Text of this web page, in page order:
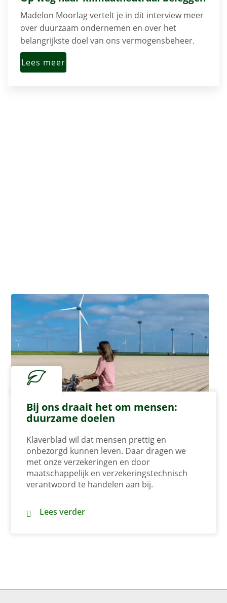
Madelon Moorlag vertelt je in dit interview meer
over duurzaam ondernemen en over het
belangrijkste doel van ons vermogensbeheer.
Lees meer
Bij ons draait het om mensen:
duurzame doelen
Klaverblad wil dat mensen prettig en
onbezorgd kunnen leven. Daar dragen we
met onze verzekeringen en door
maatschappelijk en verzekeringstechnisch
verantwoord te handelen aan bij.
Bij ons draait het om mensen: duurzame doelen
Lees verder